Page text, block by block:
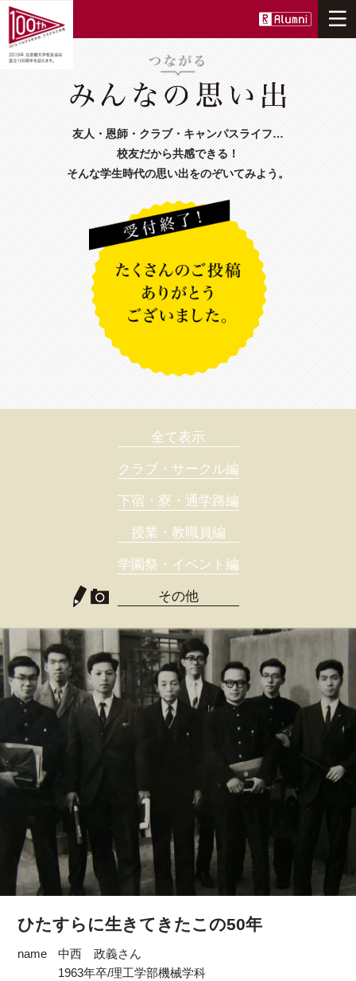
友人・恩師・クラブ・キャンパスライフ…
校友だから共感できる！
そんな学生時代の思い出をのぞいてみよう。
全て表示
クラブ・サークル編
下宿・寮・通学路編
授業・教職員編
学園祭・イベント編
その他
ひたすらに生きてきたこの50年
name
中西 政義さん
1963年卒/理工学部機械学科
ニュース
100周年事業について
つながる
ひろがる